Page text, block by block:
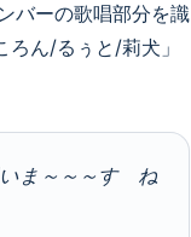
バーの歌唱部分を識
ん/るぅと/莉犬」
ま～～～す ね